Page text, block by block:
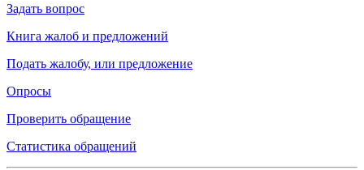
Задать вопрос
Книга жалоб и предложений
Подать жалобу, или предложение
Опросы
Проверить обращение
Статистика обращений